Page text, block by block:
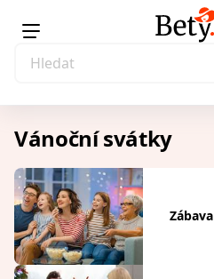
Vánoční svátky